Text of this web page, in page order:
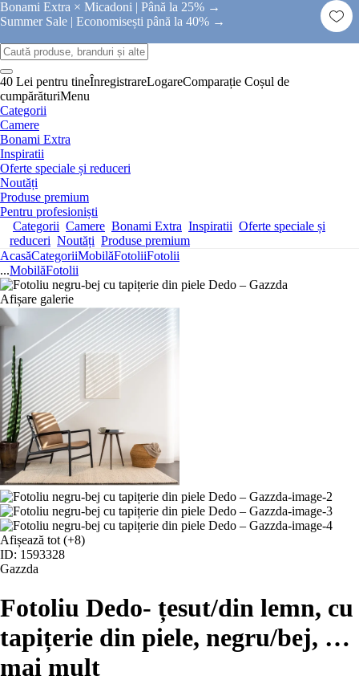
Bonami Extra × Micadoni | Până la 25% →
Summer Sale | Economisești până la 40% →
40 Lei pentru tineÎnregistrareLogareComparație Coșul de
cumpărăturiMenu
Categorii
Camere
Bonami Extra
Inspiratii
Oferte speciale și reduceri
Noutăți
Produse premium
Pentru profesioniști
Categorii Camere Bonami Extra Inspiratii Oferte speciale și
reduceri Noutăți Produse premium
AcasăCategoriiMobilăFotoliiFotolii
...MobilăFotolii
Afișare galerie
Afișează tot (+8)
ID: 1593328
Gazzda
Fotoliu Dedo- țesut/din lemn, cu
tapițerie din piele, negru/bej, …
mai mult